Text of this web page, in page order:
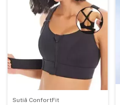
Sutiã ConfortFit